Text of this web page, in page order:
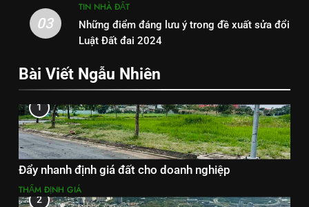
03
TIN NHÀ ĐẤT
Những điểm đáng lưu ý trong đề xuất sửa đổi
Luật Đất đai 2024
Bài Viết Ngẫu Nhiên
1
Đẩy nhanh định giá đất cho doanh nghiệp
THẨM ĐỊNH GIÁ
2